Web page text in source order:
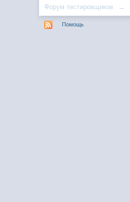
Форум тестировщиков →
Помощь